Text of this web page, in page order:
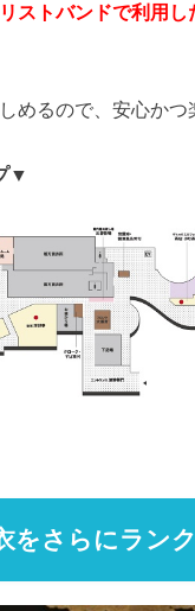
ストバンドで利用し
めるので、安心かつ
▼
をさらにラン